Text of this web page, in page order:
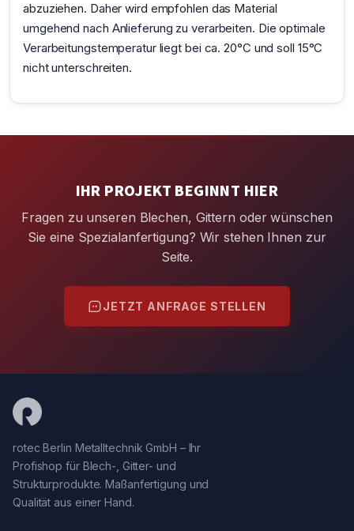
abzuziehen. Daher wird empfohlen das Material
umgehend nach Anlieferung zu verarbeiten. Die optimale
Verarbeitungstemperatur liegt bei ca. 20°C und soll 15°C
nicht unterschreiten.
IHR PROJEKT BEGINNT HIER
Fragen zu unseren Blechen, Gittern oder wünschen
Sie eine Spezialanfertigung? Wir stehen Ihnen zur
Seite.
JETZT ANFRAGE STELLEN
rotec Berlin Metalltechnik GmbH – Ihr
Profishop für Blech-, Gitter- und
Strukturprodukte. Maßanfertigung und
Qualität aus einer Hand.